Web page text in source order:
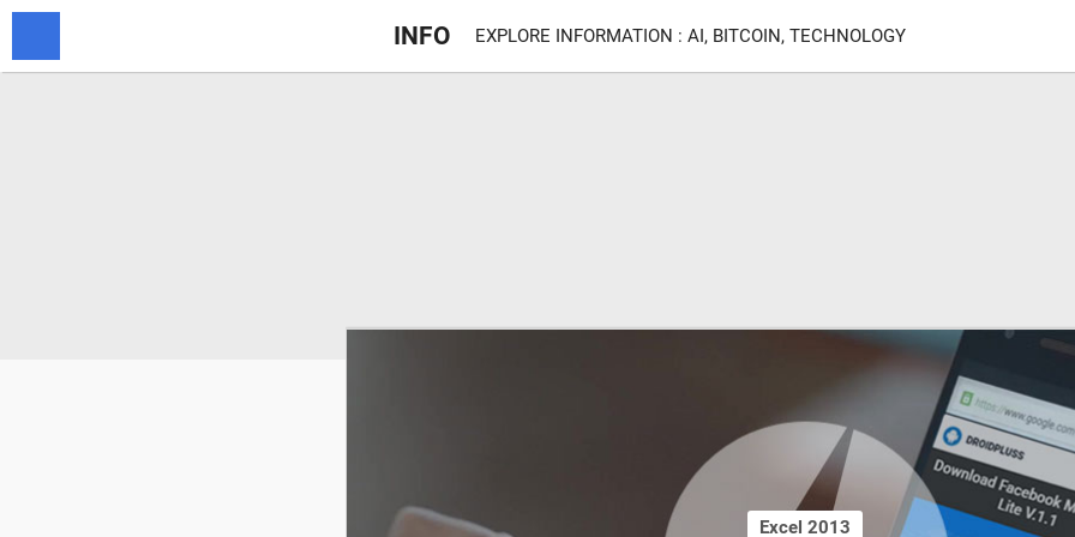
INFO EXPLORE INFORMATION : AI, BITCOIN, TECHNOLOGY
Excel 2013